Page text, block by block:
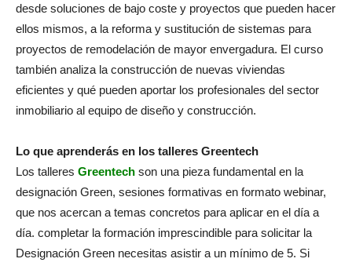
desde soluciones de bajo coste y proyectos que pueden hacer
ellos mismos, a la reforma y sustitución de sistemas para
proyectos de remodelación de mayor envergadura. El curso
también analiza la construcción de nuevas viviendas
eficientes y qué pueden aportar los profesionales del sector
inmobiliario al equipo de diseño y construcción.
Lo que aprenderás en los talleres Greentech
Los talleres Greentech son una pieza fundamental en la
designación Green, sesiones formativas en formato webinar,
que nos acercan a temas concretos para aplicar en el día a
día. completar la formación imprescindible para solicitar la
Designación Green necesitas asistir a un mínimo de 5. Si